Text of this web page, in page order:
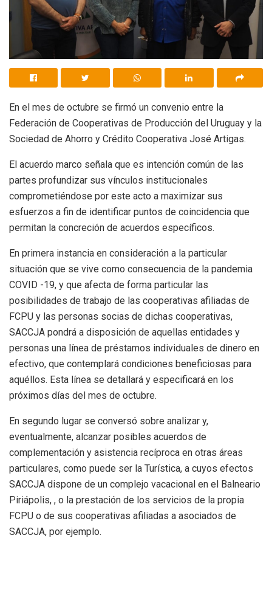
En el mes de octubre se firmó un convenio entre la
Federación de Cooperativas de Producción del Uruguay y la
Sociedad de Ahorro y Crédito Cooperativa José Artigas.
El acuerdo marco señala que es intención común de las
partes profundizar sus vínculos institucionales
comprometiéndose por este acto a maximizar sus
esfuerzos a fin de identificar puntos de coincidencia que
permitan la concreción de acuerdos específicos.
En primera instancia en consideración a la particular
situación que se vive como consecuencia de la pandemia
COVID -19, y que afecta de forma particular las
posibilidades de trabajo de las cooperativas afiliadas de
FCPU y las personas socias de dichas cooperativas,
SACCJA pondrá a disposición de aquellas entidades y
personas una línea de préstamos individuales de dinero en
efectivo, que contemplará condiciones beneficiosas para
aquéllos. Esta línea se detallará y especificará en los
próximos días del mes de octubre.
En segundo lugar se conversó sobre analizar y,
eventualmente, alcanzar posibles acuerdos de
complementación y asistencia recíproca en otras áreas
particulares, como puede ser la Turística, a cuyos efectos
SACCJA dispone de un complejo vacacional en el Balneario
Piriápolis, , o la prestación de los servicios de la propia
FCPU o de sus cooperativas afiliadas a asociados de
SACCJA, por ejemplo.